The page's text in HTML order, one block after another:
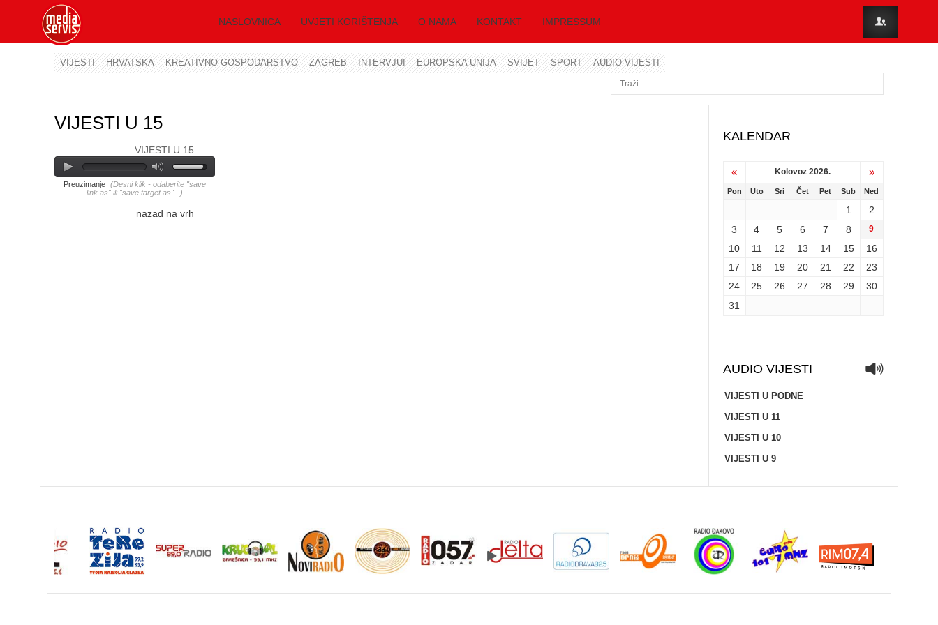
NASLOVNICA UVJETI KORIŠTENJA O NAMA KONTAKT IMPRESSUM
VIJESTI HRVATSKA KREATIVNO GOSPODARSTVO ZAGREB INTERVJUI EUROPSKA UNIJA SVIJET SPORT AUDIO VIJESTI
VIJESTI U 15
VIJESTI U 15
Preuzimanje (Desni klik - odaberite "save
link as" ili "save target as"...)
nazad na vrh
KALENDAR
« Kolovoz 2026. »
Pon Uto Sri Čet Pet Sub Ned
1
2
3
4 5 6 7 8 9
10 11 12 13 14 15
16
17
18 19 20 21 22
23
24
25 26 27 28 29
30
31
AUDIO VIJESTI
VIJESTI U PODNE
VIJESTI U 11
VIJESTI U 10
VIJESTI U 9